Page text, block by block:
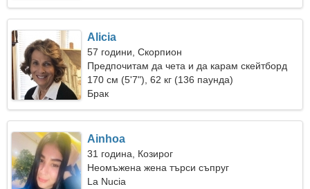
Alicia
57 години, Скорпион
Предпочитам да чета и да карам скейтборд
170 см (5'7"), 62 кг (136 паунда)
Брак
Ainhoa
31 година, Козирог
Неомъжена жена търси съпруг
La Nucia